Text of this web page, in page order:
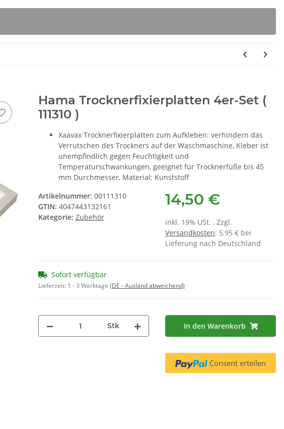
Hama Trocknerfixierplatten 4er-Set (
111310 )
Xaavax Trocknerfixierplatten zum Aufkleben: verhindern das
Verrutschen des Trockners auf der Waschmaschine, Kleber ist
unempfindlich gegen Feuchtigkeit und
Temperaturschwankungen, geeignet für Trocknerfüße bis 45
mm Durchmesser, Material: Kunststoff
Artikelnummer: 00111310
GTIN: 4047443132161
Kategorie: Zubehör
14,50 €
inkl. 19% USt. , Zzgl.
Versandkosten: 5,95 € bei
Lieferung nach Deutschland
Sofort verfügbar
Lieferzeit: 1 - 3 Werktage (DE - Ausland abweichend)
Stk In den Warenkorb
Consent erteilen
Siemens Brita Intenza
Wasserfilter TZ70003
9,95 €*